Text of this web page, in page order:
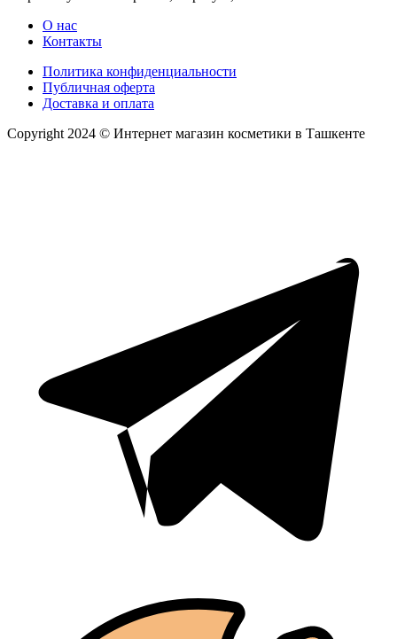
О нас
Контакты
Политика конфиденциальности
Публичная оферта
Доставка и оплата
Copyright 2024 © Интернет магазин косметики в Ташкенте